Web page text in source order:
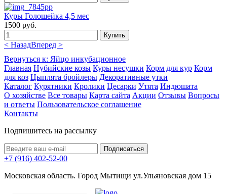
Куры Голошейка 4,5 мес
1500 руб.
< НазадВперед >
Вернуться к: Яйцо инкубационное
Главная Нубийские козы Куры несушки Корм для кур Корм
для коз Цыплята бройлеры Декоративные утки
Каталог Курятники Кролики Цесарки Утята Индюшата
О хозяйстве Все товары Карта сайта Акции Отзывы Вопросы
и ответы Пользовательское соглашение
Контакты
Подпишитесь на рассылку
+7 (916) 402-52-00
Московская область. Город Мытищи ул.Ульяновская дом 15